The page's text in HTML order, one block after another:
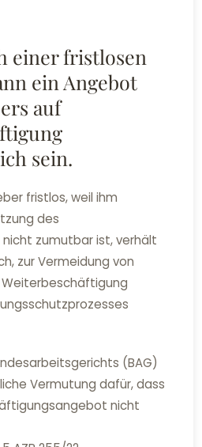
einer fristlosen
ein Angebot
auf
sein.
fristlos, weil ihm
des
zumutbar ist, verhält
zur Vermeidung von
(BAG)
Vermutung dafür, dass
nicht